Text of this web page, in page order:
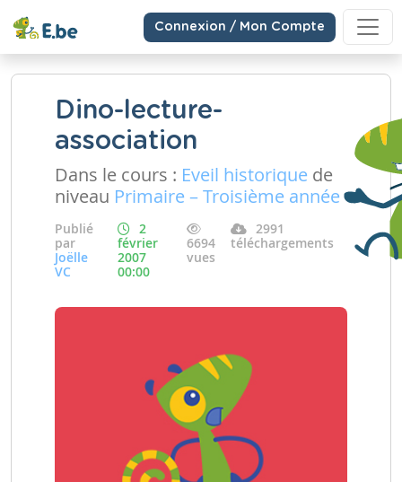
Connexion / Mon Compte
Dino-lecture-
association
Dans le cours : Eveil historique de
niveau Primaire – Troisième année
Publié
par
Joëlle
VC
2
février
2007
00:00
6694
vues
2991
téléchargements